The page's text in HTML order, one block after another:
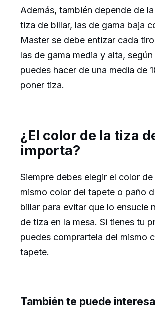
Además, también depende de
tiza de billar, las de gama baja
Master se debe entizar cada
las de gama media y alta,
puedes hacer de una media de
poner tiza.
¿El color de la tiza
importa?
Siempre debes elegir el color
mismo color del tapete o paño
billar para evitar que lo ensucie
de tiza en la mesa. Si tienes tu
puedes comprartela del mismo
tapete.
También te puede